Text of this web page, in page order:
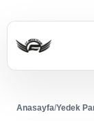
Anasayfa/Yedek